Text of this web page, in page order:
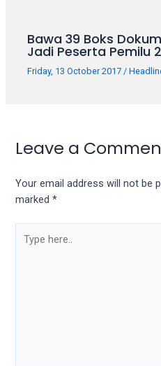
Bawa 39 Boks
Jadi Peserta Pemilu
Friday, 13 October 2017/
Leave a
Your email address will not be
marked*